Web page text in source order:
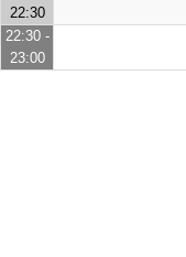
22:30
22:30 -
23:00